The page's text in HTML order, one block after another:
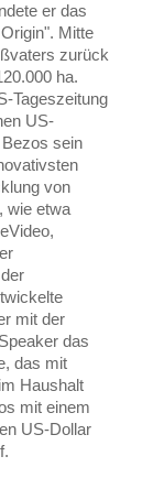
er das
Mitte
zurück
ha.
Tageszeitung
US-
sein
von
wie etwa
mit der
das
das mit
Haushalt
mit einem
US-Dollar